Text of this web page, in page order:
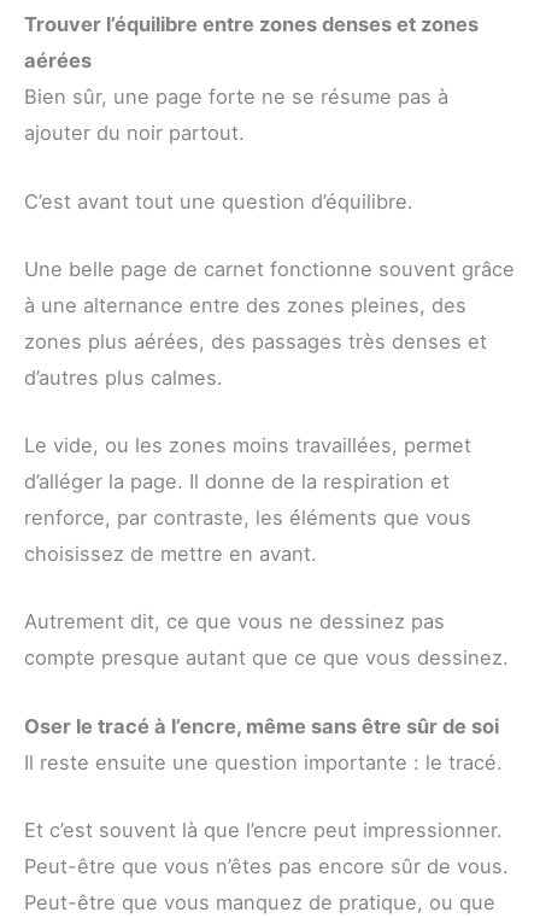
Trouver l’équilibre entre zones denses et zones
aérées
Bien sûr, une page forte ne se résume pas à
ajouter du noir partout.
C’est avant tout une question d’équilibre.
Une belle page de carnet fonctionne souvent grâce
à une alternance entre des zones pleines, des
zones plus aérées, des passages très denses et
d’autres plus calmes.
Le vide, ou les zones moins travaillées, permet
d’alléger la page. Il donne de la respiration et
renforce, par contraste, les éléments que vous
choisissez de mettre en avant.
Autrement dit, ce que vous ne dessinez pas
compte presque autant que ce que vous dessinez.
Oser le tracé à l’encre, même sans être sûr de soi
Il reste ensuite une question importante : le tracé.
Et c’est souvent là que l’encre peut impressionner.
Peut-être que vous n’êtes pas encore sûr de vous.
Peut-être que vous manquez de pratique, ou que